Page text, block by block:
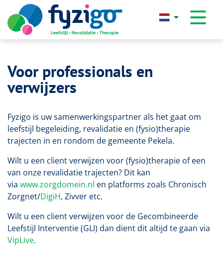
overslaan
Voor professionals en
verwijzers
Fyzigo is uw samenwerkingspartner als het gaat om
leefstijl begeleiding, revalidatie en (fysio)therapie
trajecten in en rondom de gemeente Pekela.
Wilt u een client verwijzen voor (fysio)therapie of een
van onze revalidatie trajecten? Dit kan
via www.zorgdomein.nl en platforms zoals Chronisch
Zorgnet/DigiH, Zivver etc.
Wilt u een client verwijzen voor de Gecombineerde
Leefstijl Interventie (GLI) dan dient dit altijd te gaan via
VipLive.